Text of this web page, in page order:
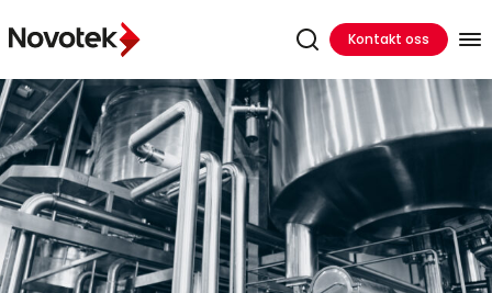
Kontakt oss